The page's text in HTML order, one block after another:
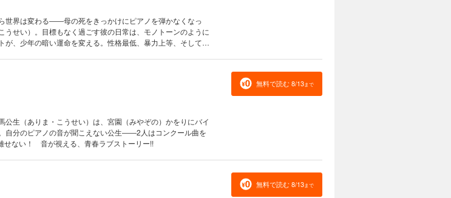
世界は変わる――母の死をきっかけにピアノを弾かなくなっ
せい）。目標もなく過ごす彼の日常は、モノトーンのように
、少年の暗い運命を変える。性格最低、暴力上等、そして才
生（ありま・こうせい）は、宮園（みやぞの）かをりにバイ
自分のピアノの音が聞こえない公生――2人はコンクール曲を
ない！ 音が視える、青春ラブストーリー!!
無料で読む 8/13まで
無料で読む 8/13まで